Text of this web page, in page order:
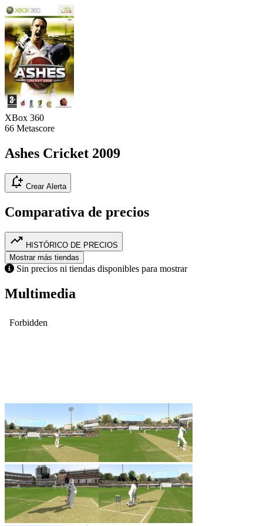
XBox 360
66 Metascore
Ashes Cricket 2009
notification_add Crear Alerta
Comparativa de precios
trending_up HISTÓRICO DE PRECIOS
Mostrar más tiendas
Sin precios ni tiendas disponibles para mostrar
Multimedia